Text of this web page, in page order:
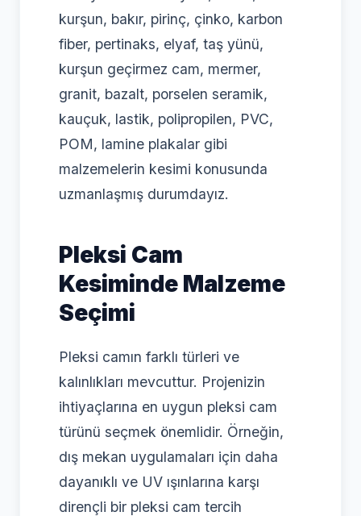
kurşun, bakır, pirinç, çinko, karbon
fiber, pertinaks, elyaf, taş yünü,
kurşun geçirmez cam, mermer,
granit, bazalt, porselen seramik,
kauçuk, lastik, polipropilen, PVC,
POM, lamine plakalar gibi
malzemelerin kesimi konusunda
uzmanlaşmış durumdayız.
Pleksi Cam
Kesiminde Malzeme
Seçimi
Pleksi camın farklı türleri ve
kalınlıkları mevcuttur. Projenizin
ihtiyaçlarına en uygun pleksi cam
türünü seçmek önemlidir. Örneğin,
dış mekan uygulamaları için daha
dayanıklı ve UV ışınlarına karşı
dirençli bir pleksi cam tercih